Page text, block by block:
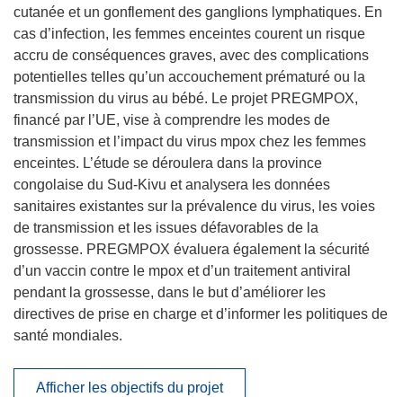
cutanée et un gonflement des ganglions lymphatiques. En
cas d’infection, les femmes enceintes courent un risque
accru de conséquences graves, avec des complications
potentielles telles qu’un accouchement prématuré ou la
transmission du virus au bébé. Le projet PREGMPOX,
financé par l’UE, vise à comprendre les modes de
transmission et l’impact du virus mpox chez les femmes
enceintes. L’étude se déroulera dans la province
congolaise du Sud-Kivu et analysera les données
sanitaires existantes sur la prévalence du virus, les voies
de transmission et les issues défavorables de la
grossesse. PREGMPOX évaluera également la sécurité
d’un vaccin contre le mpox et d’un traitement antiviral
pendant la grossesse, dans le but d’améliorer les
directives de prise en charge et d’informer les politiques de
santé mondiales.
Afficher les objectifs du projet